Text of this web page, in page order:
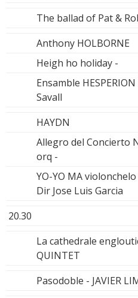
The ballad of Pat &
Anthony HOLBORNE
Heigh ho holiday -
Ensamble
Savall
HAYDN
Allegro del Concierto
orq -
YO-YO MA
Dir Jose Luis Garcia
20.30
La cathedrale
QUINTET
Pasodoble - JAVIER